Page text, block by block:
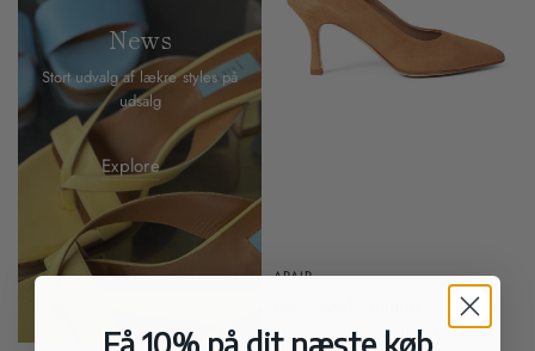
News
Stort udvalg af lækre styles på
udsalg
Explore
APAIR
1.799,00 kr 719,60 kr